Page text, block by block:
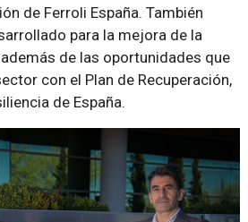
de Ferroli España. También
para la mejora de la
de las oportunidades que
con el Plan de Recuperación,
de España.